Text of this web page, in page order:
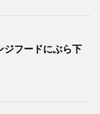
ジフードにぶら下